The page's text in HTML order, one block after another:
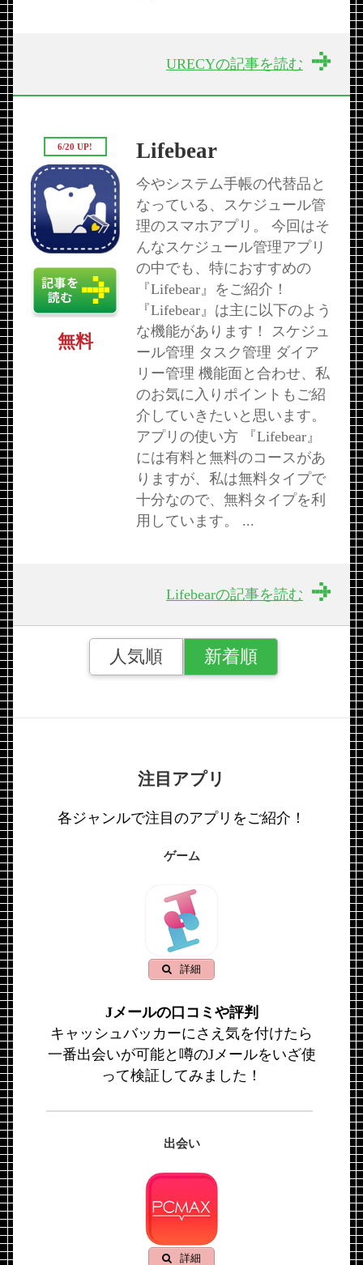
URECYの記事を読む
Lifebear
今やシステム手帳の代替品と
なっている、スケジュール管
理のスマホアプリ。 今回はそ
んなスケジュール管理アプリ
の中でも、特におすすめの
『Lifebear』をご紹介！
『Lifebear』は主に以下のよう
な機能があります！ スケジュ
ール管理 タスク管理 ダイア
リー管理 機能面と合わせ、私
のお気に入りポイントもご紹
介していきたいと思います。
アプリの使い方 『Lifebear』
には有料と無料のコースがあ
りますが、私は無料タイプで
十分なので、無料タイプを利
用しています。 ...
6/20 UP!
無料
Lifebearの記事を読む
人気順 新着順
注目アプリ
各ジャンルで注目のアプリをご紹介！
ゲーム
詳細
Jメールの口コミや評判
キャッシュバッカーにさえ気を付けたら
一番出会いが可能と噂のJメールをいざ使
って検証してみました！
出会い
詳細